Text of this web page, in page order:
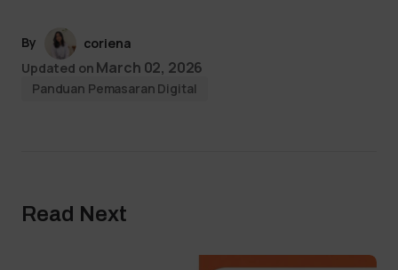
By
coriena
Updated on March 02, 2026
Panduan Pemasaran Digital
Read Next